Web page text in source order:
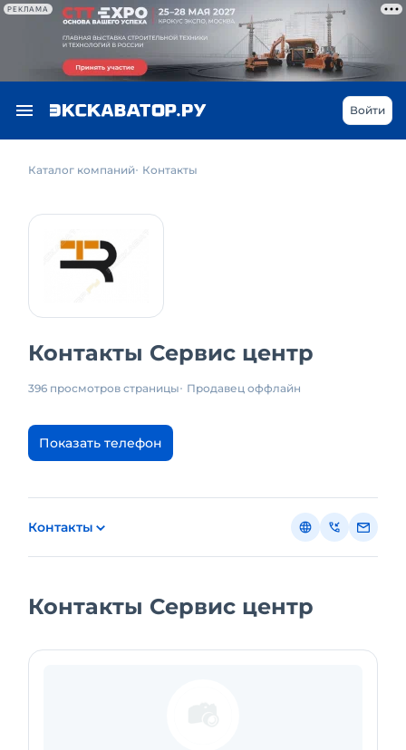
РЕКЛАМА
Войти
Каталог компаний Контакты
Контакты Сервис центр
396 просмотров страницы Продавец оффлайн
Показать телефон
Контакты
Контакты Сервис центр